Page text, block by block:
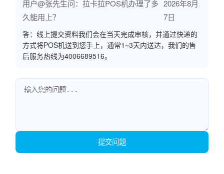
用户@张先生问：拉卡拉POS机办理了多
久能用上？
2026年8月
7日
答：线上提交资料我们会在当天完成审核，并通过快递的
方式将POS机送到您手上，通常1~3天内送达，我们的售
后服务热线为4006689516。
提交问题